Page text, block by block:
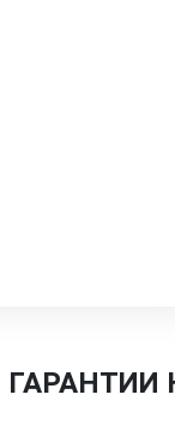
ГАРАНТИИ